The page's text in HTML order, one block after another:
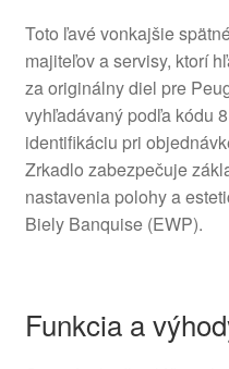
Toto ľavé vonkajšie
majiteľov a servisy, ktorí
za originálny diel pre
vyhľadávaný podľa kódu
identifikáciu pri
Zrkadlo zabezpečuje
nastavenia polohy a
Biely Banquise (EWP).
Funkcia a